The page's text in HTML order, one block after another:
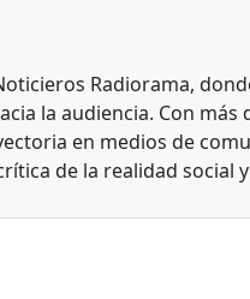
Radiorama,
la audiencia. Con más
en medios de
de la realidad social